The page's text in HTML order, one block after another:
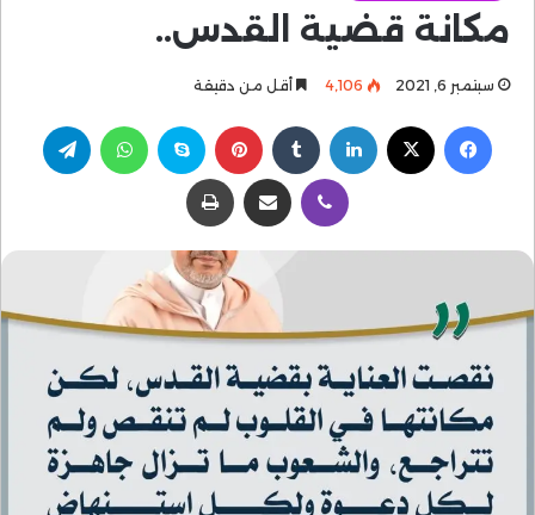
مكانة قضية القدس..
سبتمبر 6, 2021 4٬106 أقل من دقيقة
فيسبوك لينكدإن بينتيريست سكايب واتساب
ڤايبر مشاركة عبر البريد طباعة